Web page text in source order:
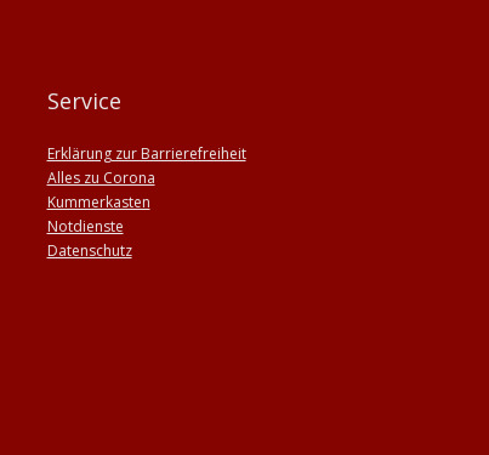
Service
Erklärung zur Barrierefreiheit
Alles zu Corona
Kummerkasten
Notdienste
Datenschutz